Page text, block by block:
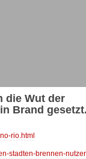
die Wut der
Brand gesetzt.
rio.html
stadten-brennen-